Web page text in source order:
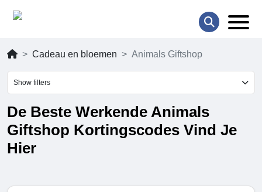
Cadeau en bloemen Animals Giftshop
Show filters
De Beste Werkende Animals
Giftshop Kortingscodes Vind Je
Hier